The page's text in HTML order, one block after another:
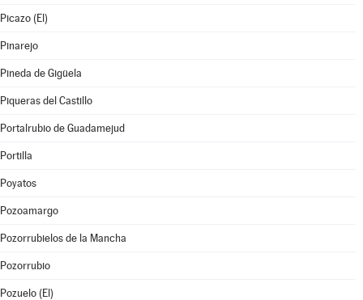
Picazo (El)
Pinarejo
Pineda de Gigüela
Piqueras del Castillo
Portalrubio de Guadamejud
Portilla
Poyatos
Pozoamargo
Pozorrubielos de la Mancha
Pozorrubio
Pozuelo (El)